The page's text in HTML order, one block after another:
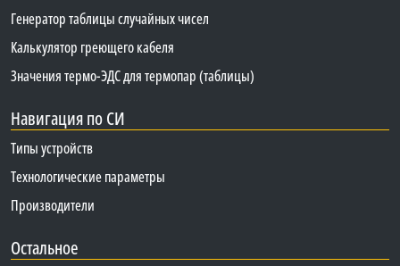
Генератор таблицы случайных чисел
Калькулятор греющего кабеля
Значения термо-ЭДС для термопар (таблицы)
Навигация по СИ
Типы устройств
Технологические параметры
Производители
Остальное